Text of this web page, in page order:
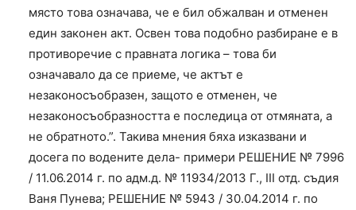
място това означава, че е бил обжалван и отменен
един законен акт. Освен това подобно разбиране е в
противоречие с правната логика – това би
означавало да се приеме, че актът е
незаконосъобразен, защото е отменен, че
незаконосъобразността е последица от отмяната, а
не обратното.”. Такива мнения бяха изказвани и
досега по водените дела- примери РЕШЕНИЕ № 7996
/ 11.06.2014 г. по адм.д. № 11934/2013 Г., ІІІ отд. съдия
Ваня Пунева; РЕШЕНИЕ № 5943 / 30.04.2014 г. по